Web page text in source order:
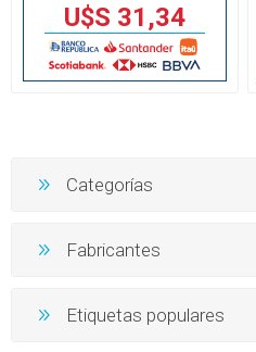
U$S 31,34
Categorías
Fabricantes
Etiquetas populares